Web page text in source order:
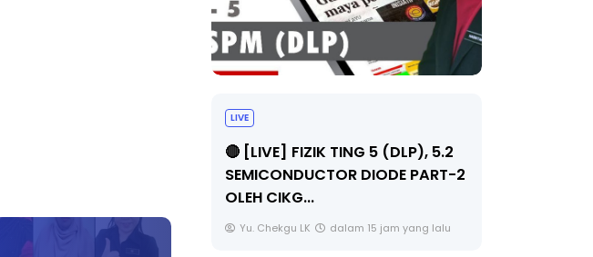
LK dalam 15 jam yang lalu
LIVE
🔴 [LIVE] PRINSIP PERAKAUNAN,
PECUT SKOR SOALAN 1 TRIAL
OLEH CIKGU WAN...
Yu. Chekgu LK dalam 15 jam yang lalu